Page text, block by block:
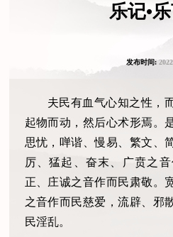
乐记•
发布时间:
夫民有血气心知之性，
起物而动，然后心术形焉。
思忧，啴谐、慢易、繁文、
厉、猛起、奋末、广贲之
正、庄诚之音作而民肃敬。
之音作而民慈爱，流辟、邪
民淫乱。